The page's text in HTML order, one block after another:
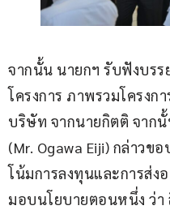
จากนั้น นายกฯ รับฟังบร
โครงการ ภาพรวมโครงก
บริษัท จากนายกิตติ จาก
(Mr. Ogawa Eiji) กล่าว
โน้มการลงทุนและการส่ง
มอบนโยบายตอนหนึ่ง ว่า